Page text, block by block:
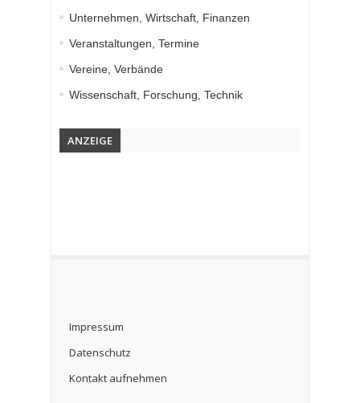
Unternehmen, Wirtschaft, Finanzen
Veranstaltungen, Termine
Vereine, Verbände
Wissenschaft, Forschung, Technik
ANZEIGE
Impressum
Datenschutz
Kontakt aufnehmen